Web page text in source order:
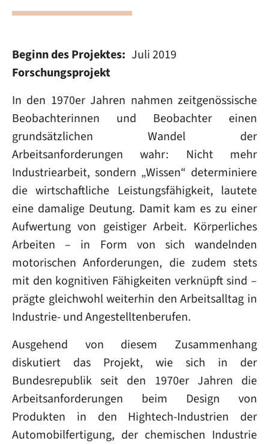
Beginn des Projektes Juli 2019
Forschungsprojekt
In den 1970er Jahren nahmen zeitgenössische
Beobachterinnen und Beobachter einen
grundsätzlichen Wandel der
Arbeitsanforderungen wahr: Nicht mehr
Industriearbeit, sondern „Wissen“ determiniere
die wirtschaftliche Leistungsfähigkeit, lautete
eine damalige Deutung. Damit kam es zu einer
Aufwertung von geistiger Arbeit. Körperliches
Arbeiten – in Form von sich wandelnden
motorischen Anforderungen, die zudem stets
mit den kognitiven Fähigkeiten verknüpft sind –
prägte gleichwohl weiterhin den Arbeitsalltag in
Industrie- und Angestelltenberufen.
Ausgehend von diesem Zusammenhang
diskutiert das Projekt, wie sich in der
Bundesrepublik seit den 1970er Jahren die
Arbeitsanforderungen beim Design von
Produkten in den Hightech-Industrien der
Automobilfertigung, der chemischen Industrie